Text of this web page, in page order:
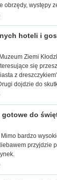
obrzędy, występy
hoteli i
Ziemi
się
z
dojdzie do
gotowe do
bardzo
przyjdzie